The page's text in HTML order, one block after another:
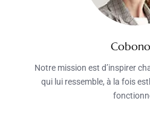
Notre mission est d’inspirer
qui lui ressemble, à la fois